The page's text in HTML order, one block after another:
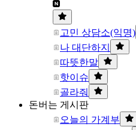
고민 상담소(익명)
나 대단하지
따뜻한말
핫이슈
골라줘
돈버는 게시판
오늘의 가계부